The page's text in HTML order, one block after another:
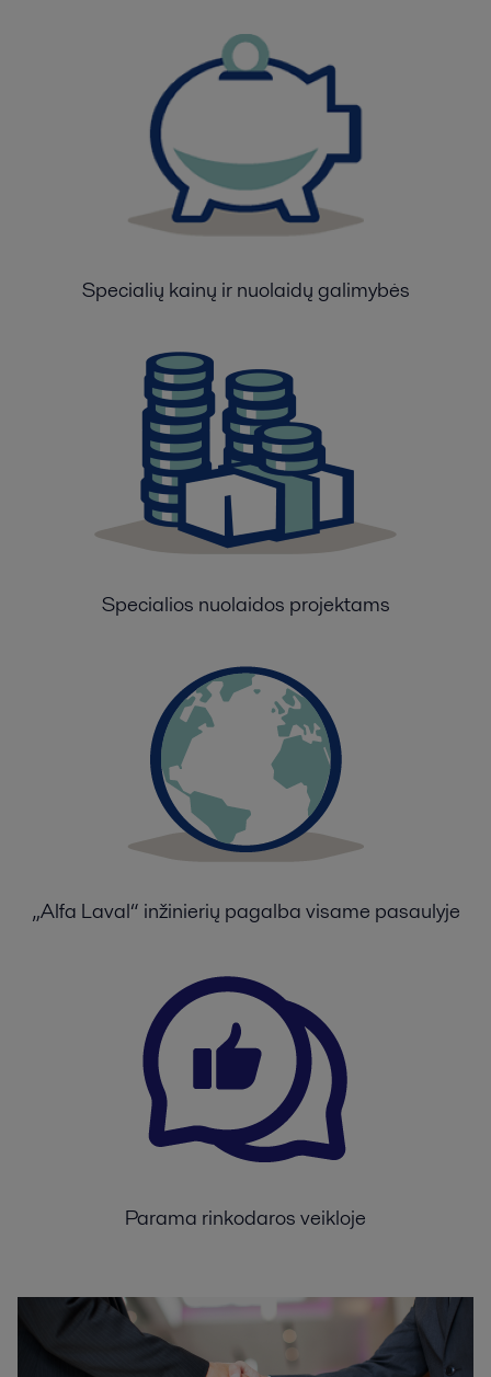
Specialių kainų ir nuolaidų galimybės
Specialios nuolaidos projektams
„Alfa Laval“ inžinierių pagalba visame pasaulyje
Parama rinkodaros veikloje